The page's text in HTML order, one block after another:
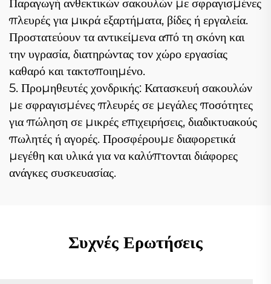
Παραγωγή ανθεκτικών σακουλών με σφραγισμένες
πλευρές για μικρά εξαρτήματα, βίδες ή εργαλεία.
Προστατεύουν τα αντικείμενα από τη σκόνη και
την υγρασία, διατηρώντας τον χώρο εργασίας
καθαρό και τακτοποιημένο.
5. Προμηθευτές χονδρικής: Κατασκευή σακουλών
με σφραγισμένες πλευρές σε μεγάλες ποσότητες
για πώληση σε μικρές επιχειρήσεις, διαδικτυακούς
πωλητές ή αγορές. Προσφέρουμε διαφορετικά
μεγέθη και υλικά για να καλύπτονται διάφορες
ανάγκες συσκευασίας.
Συχνές Ερωτήσεις